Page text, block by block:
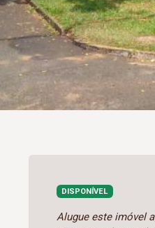
DISPONÍVEL
Alugue este imóvel